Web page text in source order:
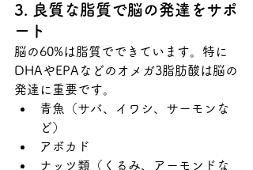
3. 良質な脂質で脳の発達をサポ
ート
脳の60%は脂質でできています。特に
DHAやEPAなどのオメガ3脂肪酸は脳の
発達に重要です。
青魚（サバ、イワシ、サーモンな
ど）
アボカド
ナッツ類（くるみ、アーモンドな